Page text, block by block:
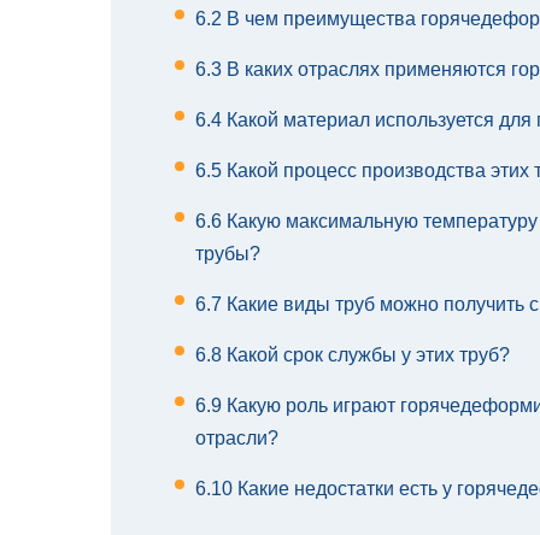
6.2 В чем преимущества
6.3 В каких отраслях применяются
6.4 Какой материал используется для
6.5 Какой процесс производства этих
6.6 Какую максимальную
трубы?
6.7 Какие виды труб можно
6.8 Какой срок службы у этих труб?
6.9 Какую роль играют
отрасли?
6.10 Какие недостатки есть у